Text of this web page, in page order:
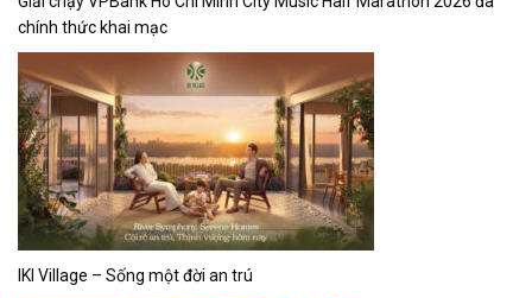
chính thức khai mạc
IKI Village – Sống một đời an trú